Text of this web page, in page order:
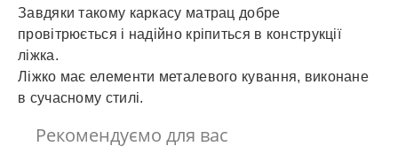
Завдяки такому каркасу матрац добре
провітрюється і надійно кріпиться в конструкції
ліжка.
Ліжко має елементи металевого кування, виконане
в сучасному стилі.
Рекомендуємо для вас